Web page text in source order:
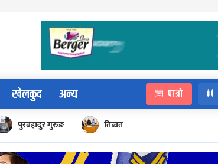
खेलकुद अन्य पात्रो
पुरबहादुर गुरुङ तिब्बत